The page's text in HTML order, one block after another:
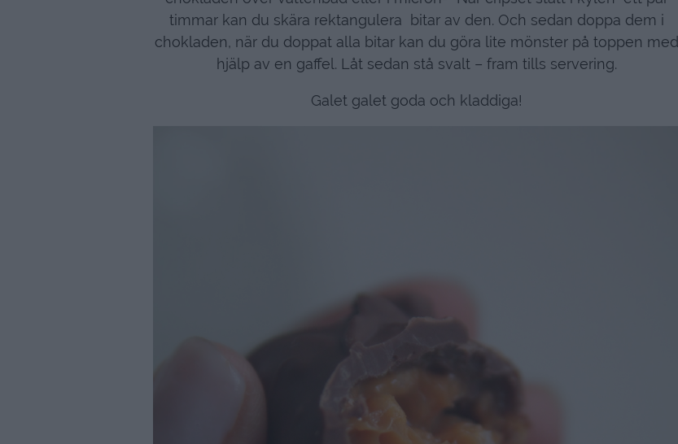
timmar kan du skära rektangulera bitar av den. Och sedan doppa dem i
chokladen, när du doppat alla bitar kan du göra lite mönster på toppen med
hjälp av en gaffel. Låt sedan stå svalt – fram tills servering.
Galet galet goda och kladdiga!